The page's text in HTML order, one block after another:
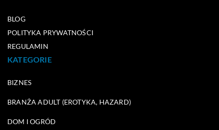
BLOG
POLITYKA PRYWATNOŚCI
REGULAMIN
KATEGORIE
BIZNES
BRANŻA ADULT (EROTYKA, HAZARD)
DOM I OGRÓD